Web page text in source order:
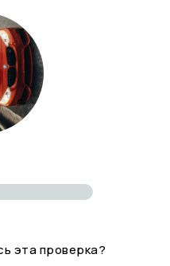
эта проверка?